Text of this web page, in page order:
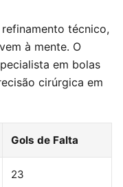
técnico,
à mente. O
em bolas
cirúrgica em
Gols de Falta
23